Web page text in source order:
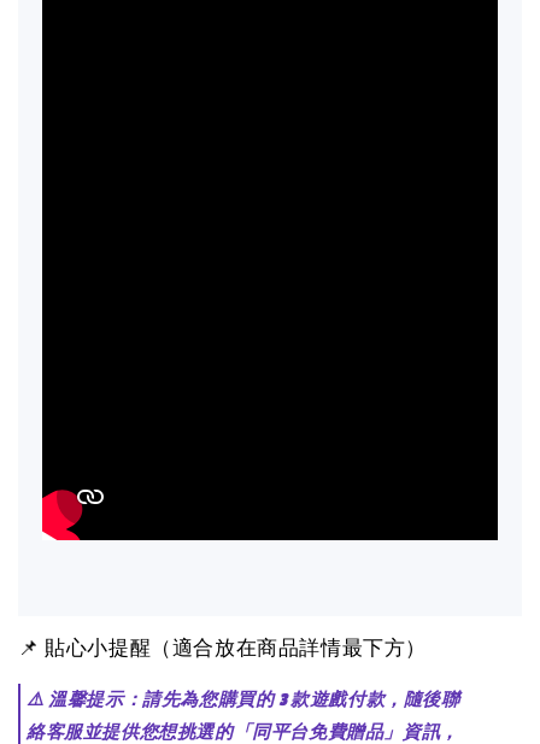
📌 貼心小提醒（適合放在商品詳情最下方）
⚠️ 溫馨提示：請先為您購買的 3 款遊戲付款，隨後聯
絡客服並提供您想挑選的「同平台免費贈品」資訊，